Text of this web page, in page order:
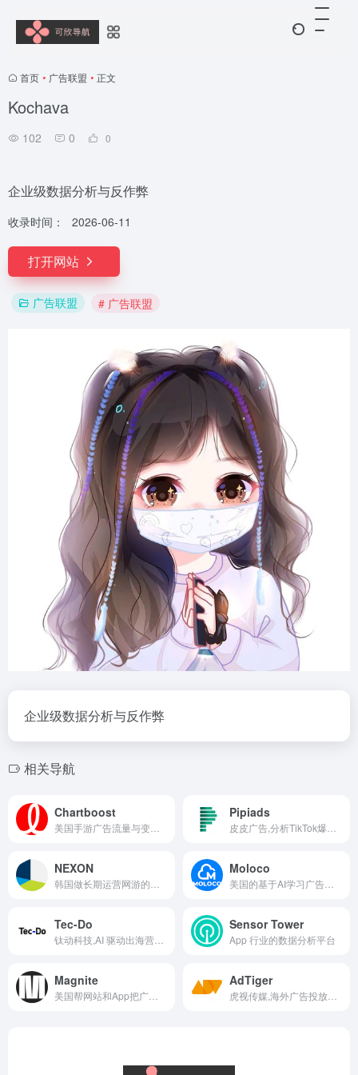
首页 • 广告联盟 • 正文
Kochava
102 0 0
企业级数据分析与反作弊
收录时间： 2026-06-11
打开网站
广告联盟 # 广告联盟
企业级数据分析与反作弊
相关导航
Chartboost Pipiads
NEXON Moloco
Tec-Do Sensor Tower
App 行业的数据分析平台
Magnite AdTiger